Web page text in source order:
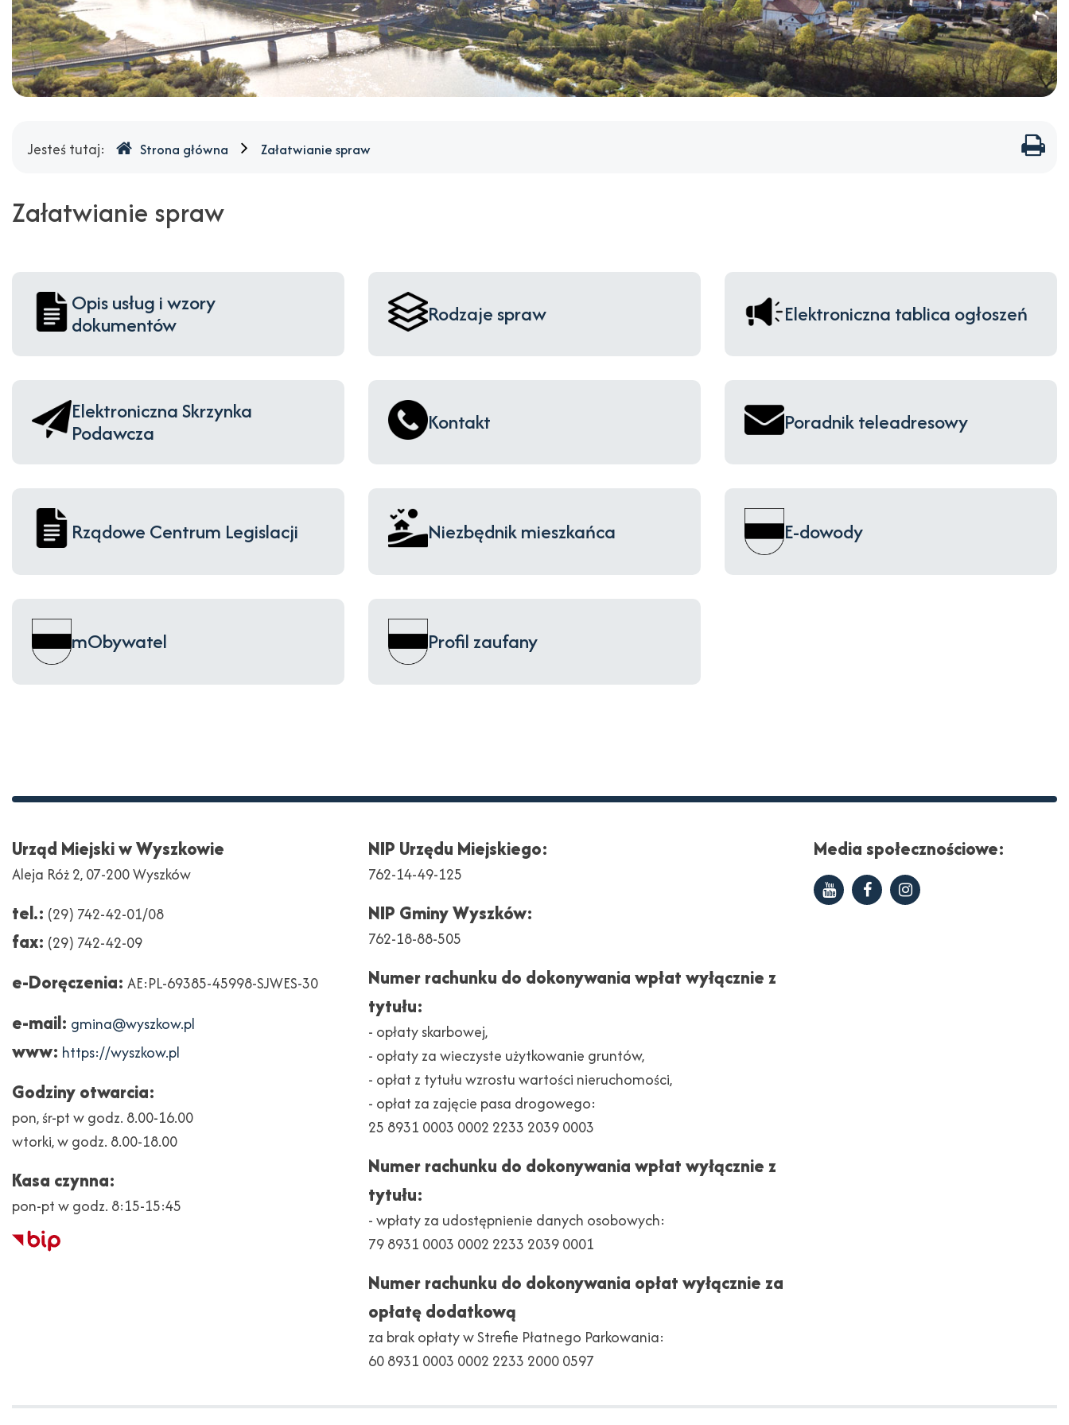
Gdzie
Jesteś tutaj: Strona główna Załatwianie spraw
Załatwianie spraw
Opis usług i wzory
dokumentów
Rodzaje spraw Elektroniczna tablica ogłoszeń
Elektroniczna Skrzynka
Podawcza
Kontakt Poradnik teleadresowy
Rządowe Centrum Legislacji Niezbędnik mieszkańca E-dowody
mObywatel Profil zaufany
Stopka
Adres
Urząd Miejski w Wyszkowie
Aleja Róż 2, 07-200 Wyszków
tel.: (29) 742-42-01/08
fax: (29) 742-42-09
e-Doręczenia: AE:PL-69385-45998-SJWES-30
e-mail: gmina@wyszkow.pl
www: https://wyszkow.pl
Godziny otwarcia:
pon, śr-pt w godz. 8.00-16.00
wtorki, w godz. 8.00-18.00
Kasa czynna:
pon-pt w godz. 8:15-15:45
Biuletyn
NIP Urzędu Miejskiego:
762-14-49-125
NIP Gminy Wyszków:
762-18-88-505
Numer rachunku do dokonywania wpłat wyłącznie z
tytułu:
- opłaty skarbowej,
- opłaty za wieczyste użytkowanie gruntów,
- opłat z tytułu wzrostu wartości nieruchomości,
- opłat za zajęcie pasa drogowego:
25 8931 0003 0002 2233 2039 0003
Numer rachunku do dokonywania wpłat wyłącznie z
tytułu:
- wpłaty za udostępnienie danych osobowych:
79 8931 0003 0002 2233 2039 0001
Numer rachunku do dokonywania opłat wyłącznie za
opłatę dodatkową
za brak opłaty w Strefie Płatnego Parkowania:
60 8931 0003 0002 2233 2000 0597
Media społecznościowe:
YoutubeFacebookInstagram
Copyright